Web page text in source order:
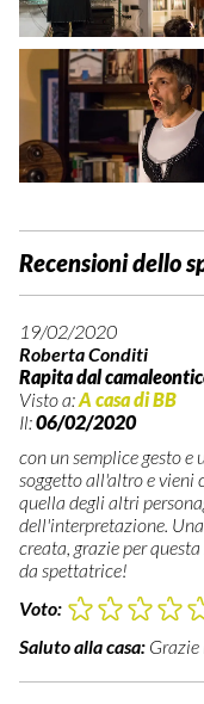
Recensioni dello
19/02/2020
Roberta Conditi
Rapita dal
Visto a:A casa di BB
Il:06/02/2020
con un semplice gesto
soggetto all'altro e vieni
quella degli altri
dell'interpretazione.
creata, grazie per
da spettatrice!
Voto:
Saluto alla casa: